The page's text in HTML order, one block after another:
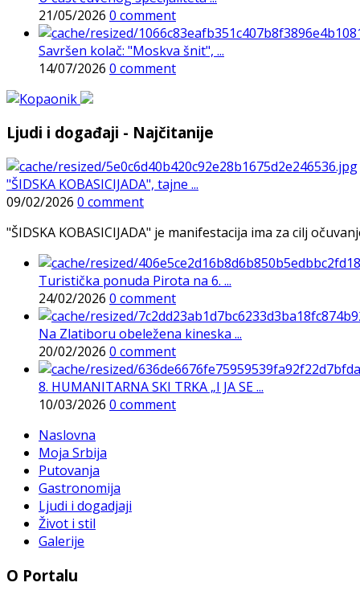
21/05/2026 0 comment
Savršen kolač: "Moskva šnit", ...
14/07/2026 0 comment
Ljudi i događaji - Najčitanije
"ŠIDSKA KOBASICIJADA", tajne ...
09/02/2026 0 comment
"ŠIDSKA KOBASICIJADA" je manifestacija ima za cilj
Turistička ponuda Pirota na 6. ...
24/02/2026 0 comment
Na Zlatiboru obeležena kineska ...
20/02/2026 0 comment
8. HUMANITARNA SKI TRKA „I JA SE ...
10/03/2026 0 comment
Naslovna
Moja Srbija
Putovanja
Gastronomija
Ljudi i dogadjaji
Život i stil
Galerije
O Portalu